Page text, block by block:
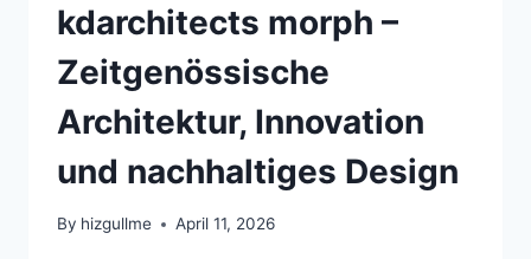
kdarchitects morph –
Zeitgenössische
Architektur, Innovation
und nachhaltiges Design
By hizgullme April 11, 2026